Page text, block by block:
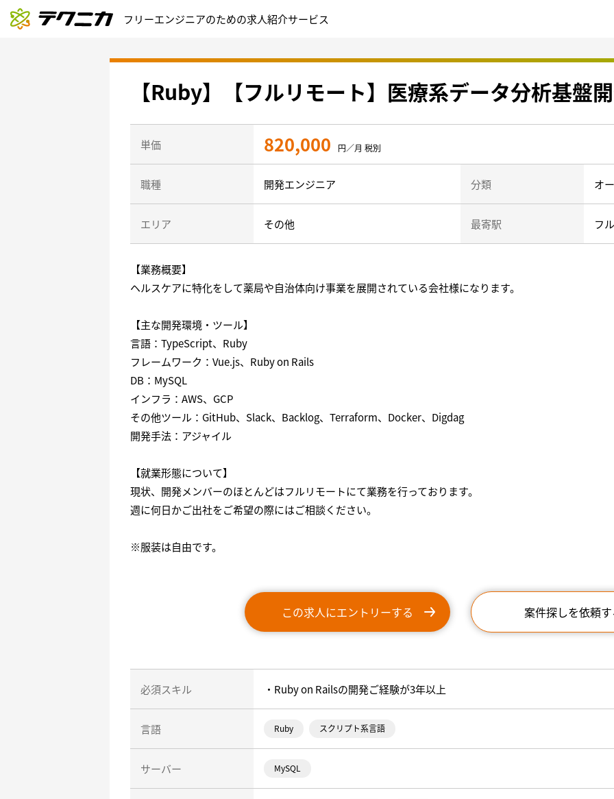
フリーエンジニアのための求人紹介サービス
【Ruby】【フルリモート】医療系データ分析基盤
単価 820,000 円／月 税別
職種 開発エンジニア 分類 オ
エリア その他 最寄駅 フ
【業務概要】
ヘルスケアに特化をして薬局や自治体向け事業を展開されている会社様になります。
【主な開発環境・ツール】
言語：TypeScript、Ruby
フレームワーク：Vue.js、Ruby on Rails
DB：MySQL
インフラ：AWS、GCP
その他ツール：GitHub、Slack、Backlog、Terraform、Docker、Digdag
開発手法：アジャイル
【就業形態について】
現状、開発メンバーのほとんどはフルリモートにて業務を行っております。
週に何日かご出社をご希望の際にはご相談ください。
※服装は自由です。
この求人にエントリーする 案件探しを依頼
必須スキル ・Ruby on Railsの開発ご経験が3年以上
言語 Ruby スクリプト系言語
サーバー MySQL